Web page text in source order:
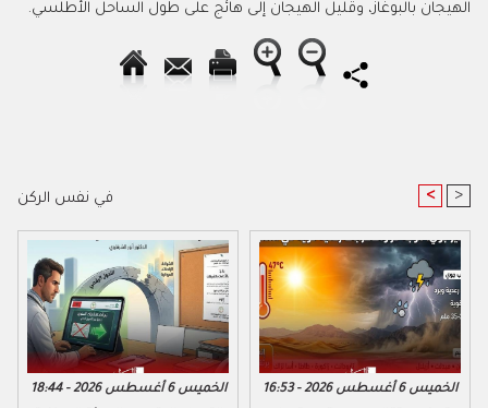
الهيجان بالبوغاز، وقليل الهيجان إلى هائج على طول الساحل الأطلسي.
في نفس الركن < >
الخميس 6 أغسطس 2026 - 18:44 الخميس 6 أغسطس 2026 - 16:53